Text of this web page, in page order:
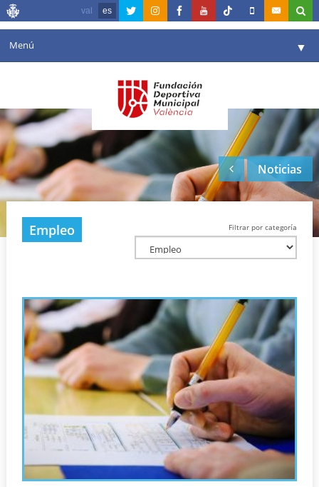
val es
Menú ▼
Agenda
Instalaciones ▼
Comunicación ▼
Valencia en deporte
Portal de Transparencia
Noticias
Empleo Filtrar por categoría